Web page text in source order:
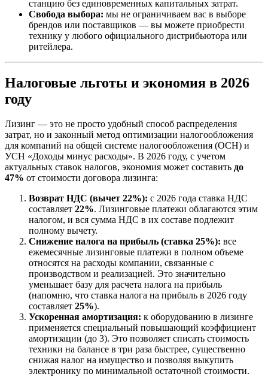
станцию без единовременных капитальных затрат.
Свобода выбора: мы не ограничиваем вас в выборе
брендов или поставщиков — вы можете приобрести
технику у любого официального дистрибьютора или
ритейлера.
Налоговые льготы и экономия в 2026
году
Лизинг — это не просто удобный способ распределения
затрат, но и законный метод оптимизации налогообложения
для компаний на общей системе налогообложения (ОСН) и
УСН «Доходы минус расходы». В 2026 году, с учетом
актуальных ставок налогов, экономия может составить до
47% от стоимости договора лизинга:
Возврат НДС (вычет 22%): с 2026 года ставка НДС
составляет 22%. Лизинговые платежи облагаются этим
налогом, и вся сумма НДС в их составе подлежит
полному вычету.
Снижение налога на прибыль (ставка 25%): все
ежемесячные лизинговые платежи в полном объеме
относятся на расходы компании, связанные с
производством и реализацией. Это значительно
уменьшает базу для расчета налога на прибыль
(напомню, что ставка налога на прибыль в 2026 году
составляет 25%).
Ускоренная амортизация: к оборудованию в лизинге
применяется специальный повышающий коэффициент
амортизации (до 3). Это позволяет списать стоимость
техники на балансе в три раза быстрее, существенно
снижая налог на имущество и позволяя выкупить
электронику по минимальной остаточной стоимости.